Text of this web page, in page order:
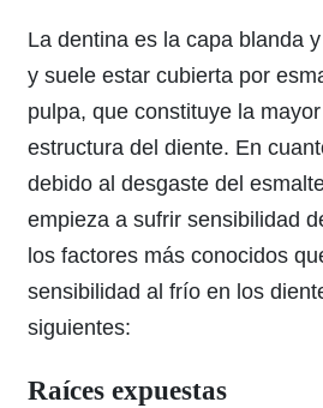
La dentina es la capa blanda
y suele estar cubierta por
pulpa, que constituye la
estructura del diente. En
debido al desgaste del
empieza a sufrir sensibilidad
los factores más conocidos
sensibilidad al frío en los
siguientes:
Raíces expuestas